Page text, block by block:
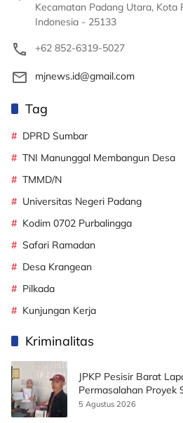
Kecamatan Padang Utara, Kota
Indonesia - 25133
+62 852-6319-5027
mjnews.id@gmail.com
Tag
DPRD Sumbar
TNI Manunggal Membangun Desa
TMMD/N
Universitas Negeri Padang
Kodim 0702 Purbalingga
Safari Ramadan
Desa Krangean
Pilkada
Kunjungan Kerja
Kriminalitas
JPKP Pesisir Barat
Permasalahan Proyek
5 Agustus 2026